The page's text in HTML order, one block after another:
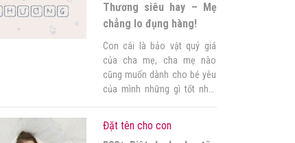
Thương siêu hay – Mẹ
chẳng lo đụng hàng!
Con cái là bảo vật quý giá
của cha mẹ, cha mẹ nào
cũng muốn dành cho bé yêu
của mình những gì tốt nhất
gọi con cũng vậy. Vì thế mẹ
Đặt tên cho con